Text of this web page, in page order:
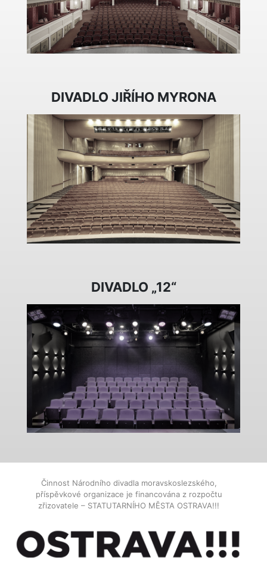
DIVADLO JIŘÍHO MYRONA
DIVADLO „12“
Činnost Národního divadla moravskoslezského,
příspěvkové organizace je financována z rozpočtu
zřizovatele – STATUTARNÍHO MĚSTA OSTRAVA!!!